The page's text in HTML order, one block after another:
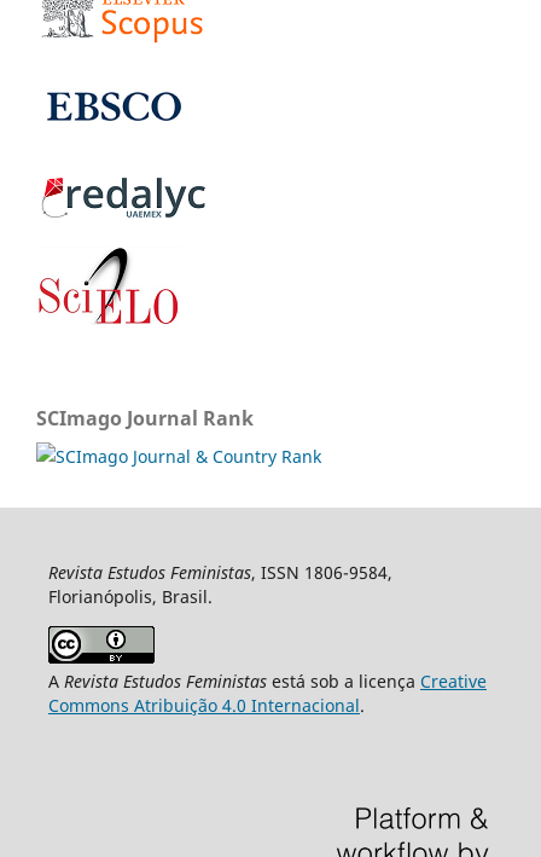
SCImago Journal Rank
Revista Estudos Feministas, ISSN 1806-9584,
Florianópolis, Brasil.
A Revista Estudos Feministasestá sob a licença Creative
Commons Atribuição 4.0 Internacional.